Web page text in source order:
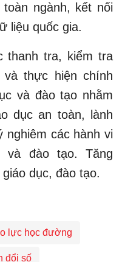
ngành, kết nối
liệu quốc gia.
thanh tra, kiểm tra
thực hiện chính
và đào tạo nhằm
dục an toàn, lành
nghiêm các hành vi
và đào tạo. Tăng
dục, đào tạo.
lực học đường
đổi số